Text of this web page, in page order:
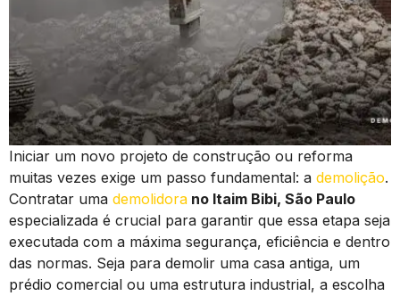
Iniciar um novo projeto de construção ou reforma
muitas vezes exige um passo fundamental: a demolição.
Contratar uma demolidora no Itaim Bibi, São Paulo
especializada é crucial para garantir que essa etapa seja
executada com a máxima segurança, eficiência e dentro
das normas. Seja para demolir uma casa antiga, um
prédio comercial ou uma estrutura industrial, a escolha